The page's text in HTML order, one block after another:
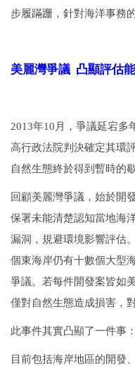
步履蹣跚，針對海洋事務
美麗灣爭議 凸顯評估
2013年10月，爭議延宕多
高行政法院判決確定其環
自然生態終於得到暫時的歇
回顧美麗灣爭議，始於開
保署未能清楚認知當地海
漏洞，規避環境影響評估
個東海岸仍有十數個大型
爭議。若每件開發案皆如
僅對自然生態造成損害，
此事件其實凸顯了一件事
目前包括海岸地區的開發